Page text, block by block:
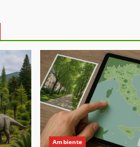
Ambiente